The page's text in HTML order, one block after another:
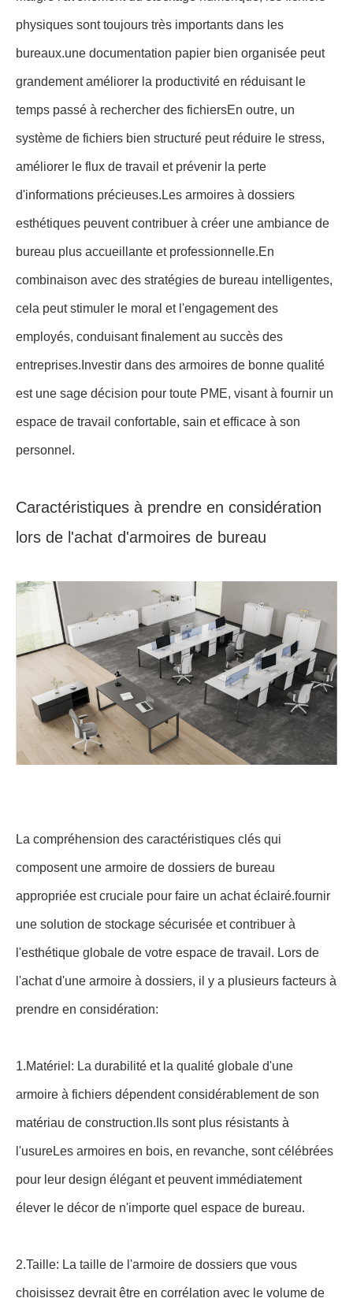
physiques sont toujours très importants dans les
bureaux.une documentation papier bien organisée peut
grandement améliorer la productivité en réduisant le
temps passé à rechercher des fichiersEn outre, un
système de fichiers bien structuré peut réduire le stress,
améliorer le flux de travail et prévenir la perte
d'informations précieuses.Les armoires à dossiers
esthétiques peuvent contribuer à créer une ambiance de
bureau plus accueillante et professionnelle.En
combinaison avec des stratégies de bureau intelligentes,
cela peut stimuler le moral et l'engagement des
employés, conduisant finalement au succès des
entreprises.Investir dans des armoires de bonne qualité
est une sage décision pour toute PME, visant à fournir un
espace de travail confortable, sain et efficace à son
personnel.
Caractéristiques à prendre en considération
lors de l'achat d'armoires de bureau
La compréhension des caractéristiques clés qui
composent une armoire de dossiers de bureau
appropriée est cruciale pour faire un achat éclairé.fournir
une solution de stockage sécurisée et contribuer à
l'esthétique globale de votre espace de travail. Lors de
l'achat d'une armoire à dossiers, il y a plusieurs facteurs à
prendre en considération:
1.Matériel: La durabilité et la qualité globale d'une
armoire à fichiers dépendent considérablement de son
matériau de construction.Ils sont plus résistants à
l'usureLes armoires en bois, en revanche, sont célébrées
pour leur design élégant et peuvent immédiatement
élever le décor de n'importe quel espace de bureau.
2.Taille: La taille de l'armoire de dossiers que vous
choisissez devrait être en corrélation avec le volume de